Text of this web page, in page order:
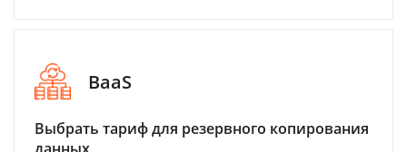
BaaS
Выбрать тариф для резервного копирования